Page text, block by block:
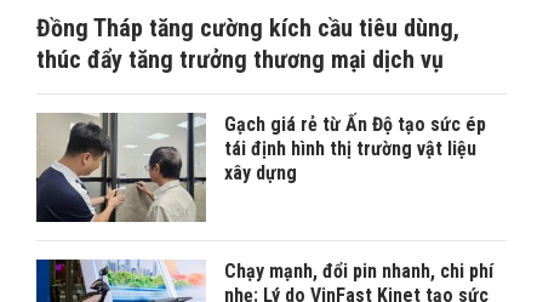
Đồng Tháp tăng cường kích cầu tiêu dùng,
thúc đẩy tăng trưởng thương mại dịch vụ
Gạch giá rẻ từ Ấn Độ tạo sức ép
tái định hình thị trường vật liệu
xây dựng
Chạy mạnh, đổi pin nhanh, chi phí
nhẹ: Lý do VinFast Kinet tạo sức